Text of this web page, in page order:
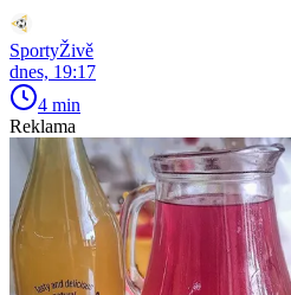
SportyŽivě
dnes, 19:17
4 min
Reklama